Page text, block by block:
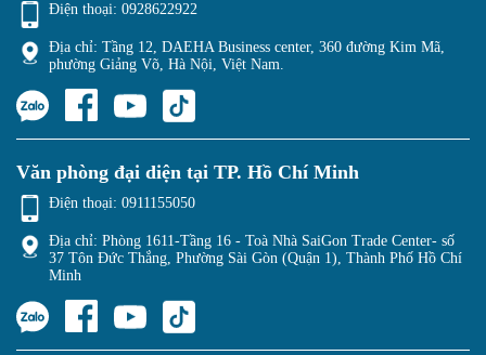
Điện thoại: 0928622922
Địa chỉ: Tầng 12, DAEHA Business center, 360 đường Kim Mã,
phường Giảng Võ, Hà Nội, Việt Nam.
Văn phòng đại diện tại TP. Hồ Chí Minh
Điện thoại: 0911155050
Địa chỉ: Phòng 1611-Tầng 16 - Toà Nhà SaiGon Trade Center- số
37 Tôn Đức Thắng, Phường Sài Gòn (Quận 1), Thành Phố Hồ Chí
Minh